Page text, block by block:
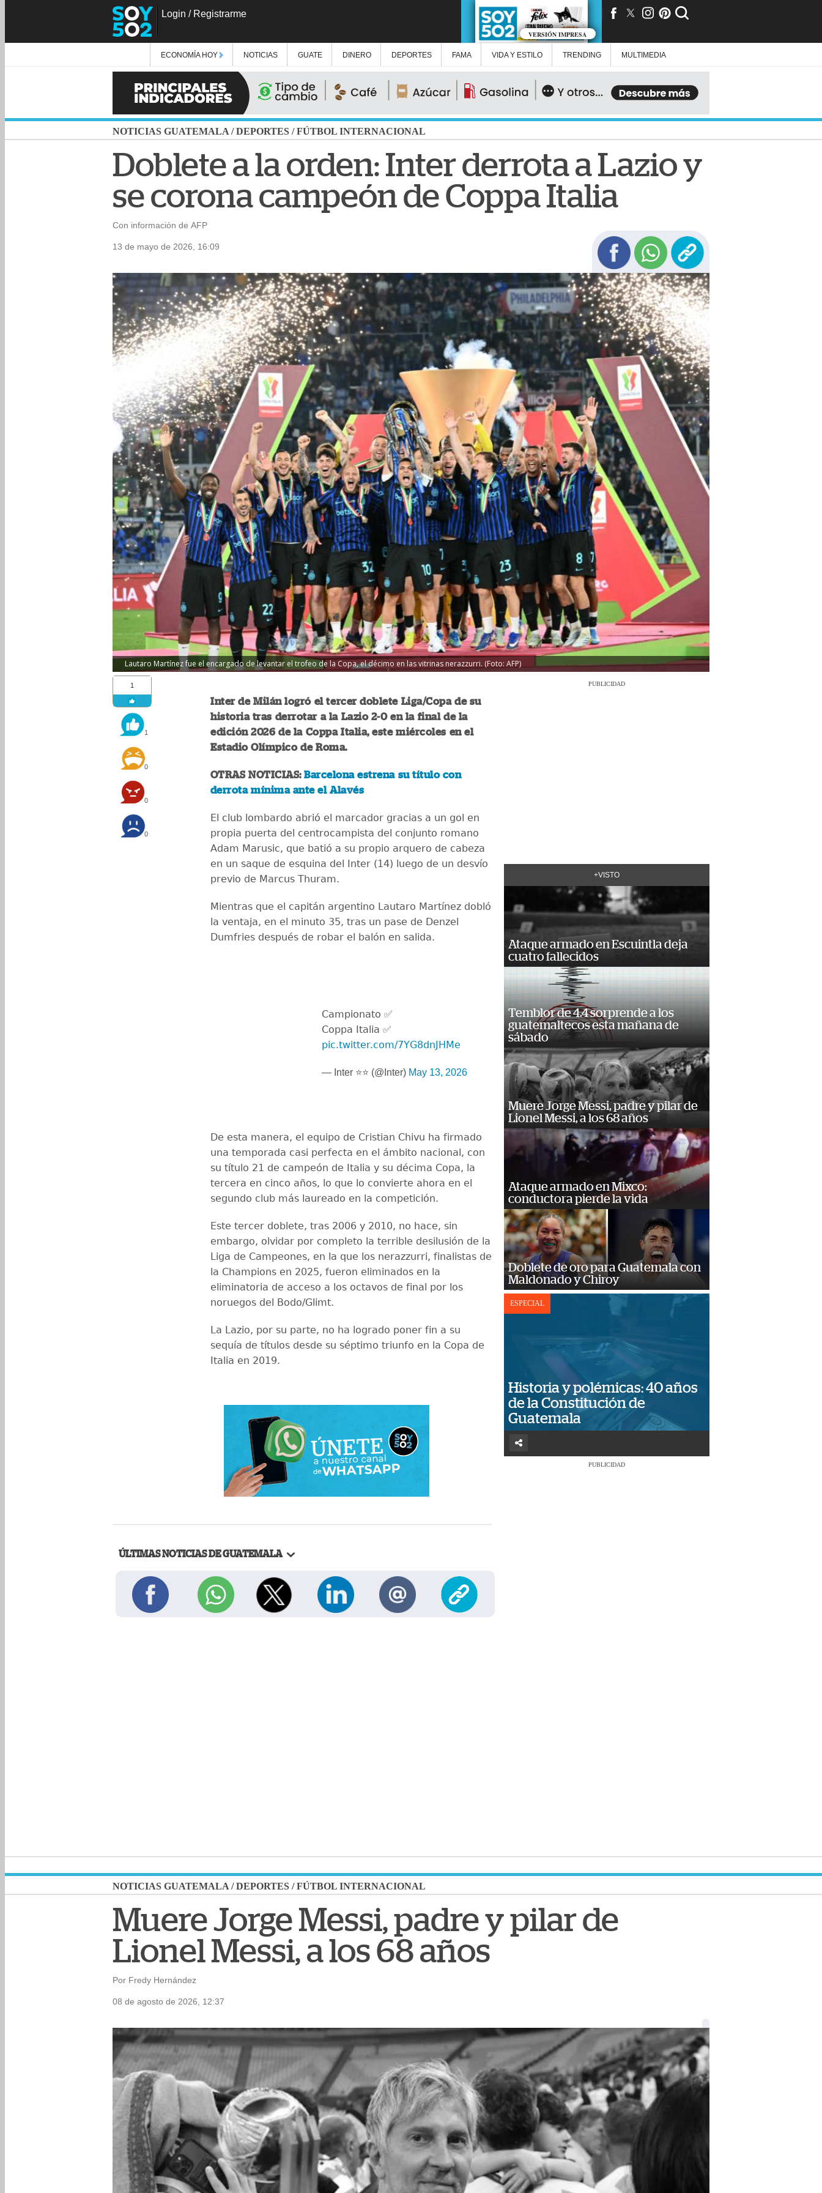
Login / Registrarme
VERSIÓN IMPRESA
ECONOMÍA HOY NOTICIAS GUATE DINERO DEPORTES FAMA VIDA Y ESTILO TRENDING MULTIMEDIA
NOTICIAS GUATEMALA /DEPORTES /FÚTBOL INTERNACIONAL
Doblete a la orden: Inter derrota a Lazio y
se corona campeón de Coppa Italia
Con información de AFP
13 de mayo de 2026, 16:09
Lautaro Martínez fue el encargado de levantar el trofeo de la Copa, el décimo en las vitrinas nerazzurri. (Foto: AFP)
1
1
0
0
0
Inter de Milán logró el tercer doblete Liga/Copa de su
historia tras derrotar a la Lazio 2-0 en la final de la
edición 2026 de la Coppa Italia, este miércoles en el
Estadio Olímpico de Roma.
OTRAS NOTICIAS:Barcelona estrena su título con
derrota mínima ante el Alavés
El club lombardo abrió el marcador gracias a un gol en
propia puerta del centrocampista del conjunto romano
Adam Marusic, que batió a su propio arquero de cabeza
en un saque de esquina del Inter (14) luego de un desvío
previo de Marcus Thuram.
Mientras que el capitán argentino Lautaro Martínez dobló
la ventaja, en el minuto 35, tras un pase de Denzel
Dumfries después de robar el balón en salida.
Campionato ✅
Coppa Italia ✅
pic.twitter.com/7YG8dnJHMe
— Inter ⭐⭐ (@Inter) May 13, 2026
De esta manera, el equipo de Cristian Chivu ha firmado
una temporada casi perfecta en el ámbito nacional, con
su título 21 de campeón de Italia y su décima Copa, la
tercera en cinco años, lo que lo convierte ahora en el
segundo club más laureado en la competición.
Este tercer doblete, tras 2006 y 2010, no hace, sin
embargo, olvidar por completo la terrible desilusión de la
Liga de Campeones, en la que los nerazzurri, finalistas de
la Champions en 2025, fueron eliminados en la
eliminatoria de acceso a los octavos de final por los
noruegos del Bodo/Glimt.
La Lazio, por su parte, no ha logrado poner fin a su
sequía de títulos desde su séptimo triunfo en la Copa de
Italia en 2019.
ÚLTIMAS NOTICIAS DE GUATEMALA
PUBLICIDAD
+VISTO
Ataque armado en Escuintla deja
cuatro fallecidos
Temblor de 4.4 sorprende a los
guatemaltecos esta mañana de
sábado
Muere Jorge Messi, padre y pilar de
Lionel Messi, a los 68 años
Ataque armado en Mixco:
conductora pierde la vida
Doblete de oro para Guatemala con
Maldonado y Chiroy
ESPECIAL
Historia y polémicas: 40 años
de la Constitución de
Guatemala
PUBLICIDAD
NOTICIAS GUATEMALA /DEPORTES /FÚTBOL INTERNACIONAL
Muere Jorge Messi, padre y pilar de
Lionel Messi, a los 68 años
Por Fredy Hernández
08 de agosto de 2026, 12:37